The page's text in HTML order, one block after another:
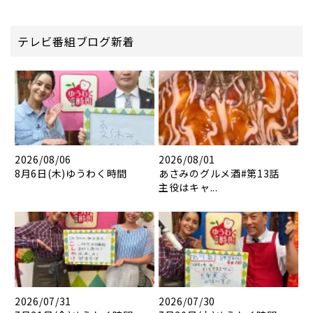
テレビ番組ブログ新着
2026/08/06
8月6日(木)ゆうわく時間
2026/08/01
あさみのグルメ酒#第13話
主役はキャ...
2026/07/31
2026/07/30